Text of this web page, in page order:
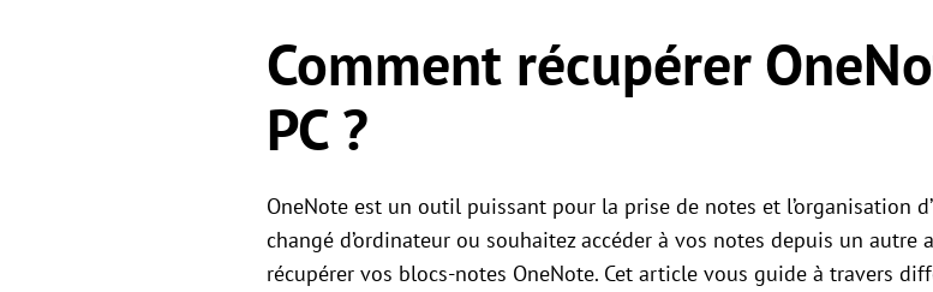
Comment récupérer
PC ?
OneNote est un outil puissant pour la prise de notes et l’organisation
changé d’ordinateur ou souhaitez accéder à vos notes depuis un
récupérer vos blocs-notes OneNote. Cet article vous guide à travers